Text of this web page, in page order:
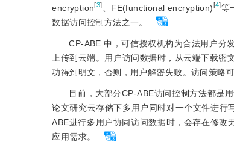
encryption[3] 、FE(functional encryption) [4]等
数据访问控制方法之一。
CP-ABE 中，可信授权机构为合法用户分
上传到云端。用户访问数据时，从云端下载
功得到明文，否则，用户解密失败。访问策略
目前，大部分CP-ABE访问控制方法都是
论文研究云存储下多用户同时对一个文件进行
ABE进行多用户协同访问数据时，会存在修改
应用需求。